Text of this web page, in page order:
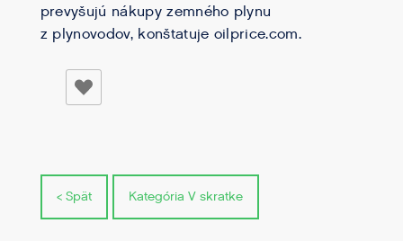
prevyšujú nákupy zemného plynu
z plynovodov, konštatuje oilprice.com.
< Spät Kategória V skratke